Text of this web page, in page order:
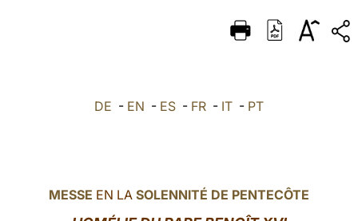
DEUTSCH
العربيّة DE - EN - ES - FR - IT - PT
MESSE EN LA SOLENNITÉ DE PENTECÔTE